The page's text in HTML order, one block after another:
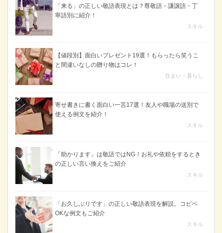
「来る」の正しい敬語表現とは？尊敬語・謙譲語・丁
寧語別に紹介！
スキル
【値段別】面白いプレゼント19選！もらったら笑うこ
と間違いなしの贈り物はコレ！
住まい・暮らし
寄せ書きに書く面白い一言17選！友人や職場の送別で
使える例文を紹介！
スキル
「助かります」は敬語ではNG！お礼や依頼をするとき
の正しい言い換えをご紹介
スキル
「お久しぶりです」の正しい敬語表現を解説。コピペ
OKな例文もご紹介
スキル